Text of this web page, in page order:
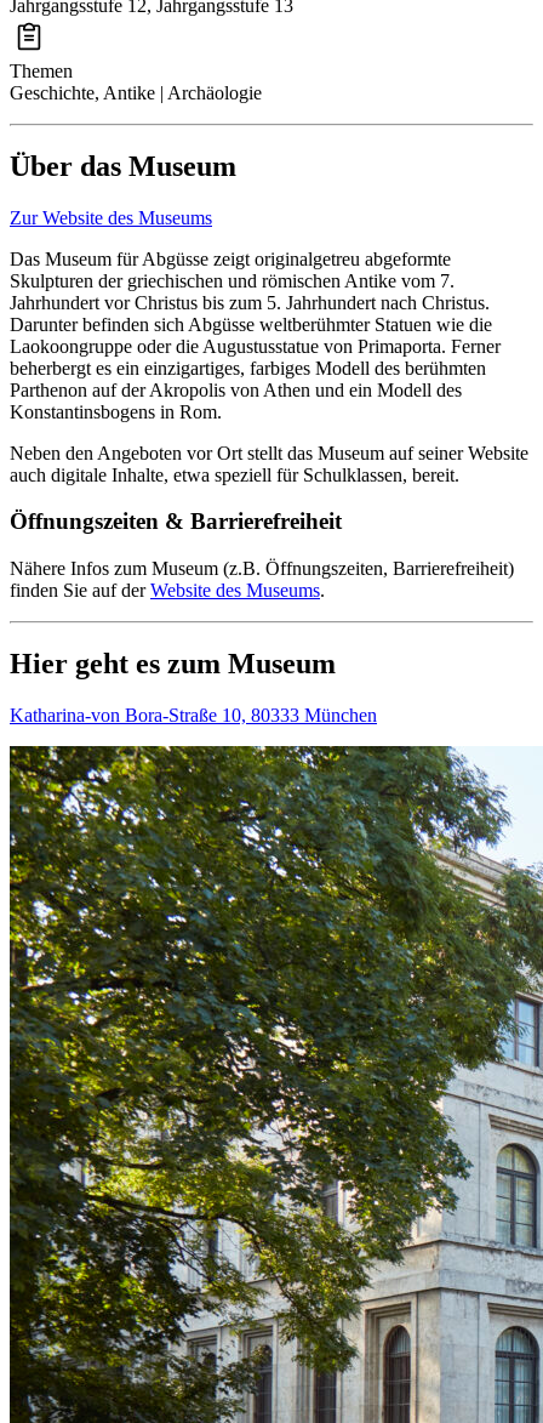
Jahrgangsstufe 12, Jahrgangsstufe 13
Themen
Geschichte, Antike | Archäologie
Über das Museum
Zur Website des Museums
Das Museum für Abgüsse zeigt originalgetreu abgeformte
Skulpturen der griechischen und römischen Antike vom 7.
Jahrhundert vor Christus bis zum 5. Jahrhundert nach Christus.
Darunter befinden sich Abgüsse weltberühmter Statuen wie die
Laokoongruppe oder die Augustusstatue von Primaporta. Ferner
beherbergt es ein einzigartiges, farbiges Modell des berühmten
Parthenon auf der Akropolis von Athen und ein Modell des
Konstantinsbogens in Rom.
Neben den Angeboten vor Ort stellt das Museum auf seiner Website
auch digitale Inhalte, etwa speziell für Schulklassen, bereit.
Öffnungszeiten & Barrierefreiheit
Nähere Infos zum Museum (z.B. Öffnungszeiten, Barrierefreiheit)
finden Sie auf derWebsite des Museums.
Hier geht es zum Museum
Katharina-von Bora-Straße 10, 80333 München